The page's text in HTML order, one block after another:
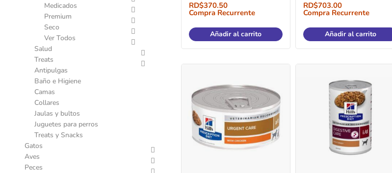
Medicados
Premium
Seco
Ver Todos
Salud
Treats
Antipulgas
Baño e Higiene
Camas
Collares
Jaulas y bultos
Juguetes para perros
Treats y Snacks
Gatos
Aves
Peces
RD$370.50
Compra Recurrente
Añadir al carrito
RD$703.00
Compra Recurrente
Añadir al carrito